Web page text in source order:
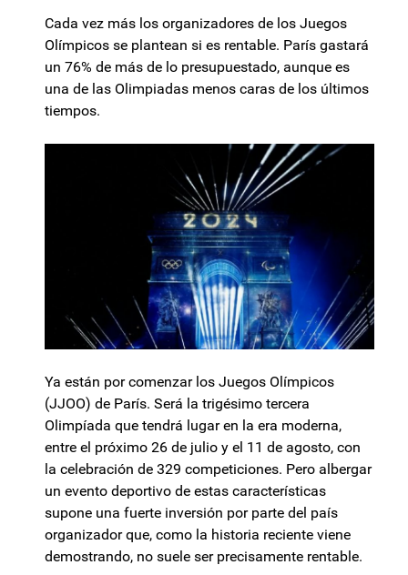
Cada vez más los organizadores de los Juegos
Olímpicos se plantean si es rentable. París gastará
un 76% de más de lo presupuestado, aunque es
una de las Olimpiadas menos caras de los últimos
tiempos.
Ya están por comenzar los Juegos Olímpicos
(JJOO) de París. Será la trigésimo tercera
Olimpíada que tendrá lugar en la era moderna,
entre el próximo 26 de julio y el 11 de agosto, con
la celebración de 329 competiciones. Pero albergar
un evento deportivo de estas características
supone una fuerte inversión por parte del país
organizador que, como la historia reciente viene
demostrando, no suele ser precisamente rentable.